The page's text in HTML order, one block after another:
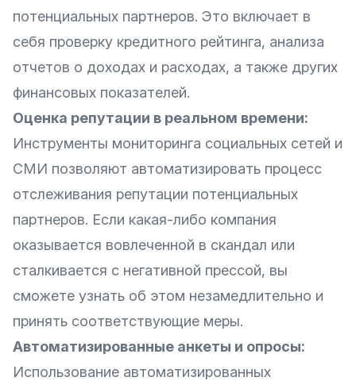
потенциальных партнеров. Это включает в
себя проверку кредитного рейтинга, анализа
отчетов о доходах и расходах, а также других
финансовых показателей.
Оценка репутации в реальном времени:
Инструменты мониторинга социальных сетей и
СМИ позволяют автоматизировать процесс
отслеживания репутации потенциальных
партнеров. Если какая-либо компания
оказывается вовлеченной в скандал или
сталкивается с негативной прессой, вы
сможете узнать об этом незамедлительно и
принять соответствующие меры.
Автоматизированные анкеты и опросы:
Использование автоматизированных